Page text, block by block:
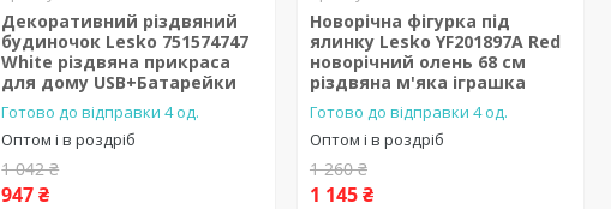
Декоративний різдвяний
будиночок Lesko 751574747
White різдвяна прикраса
для дому USB+Батарейки
Готово до відправки 4 од.
Оптом і в роздріб
1 042 ₴
947 ₴
Новорічна фігурка під
ялинку Lesko YF201897A Red
новорічний олень 68 см
різдвяна м'яка іграшка
Готово до відправки 4 од.
Оптом і в роздріб
1 260 ₴
1 145 ₴